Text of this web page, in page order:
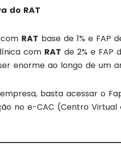
do RAT
RAT base de 1% e FAP
com RAT de 2% e FAP
enorme ao longo de um
basta acessar o
no e-CAC (Centro